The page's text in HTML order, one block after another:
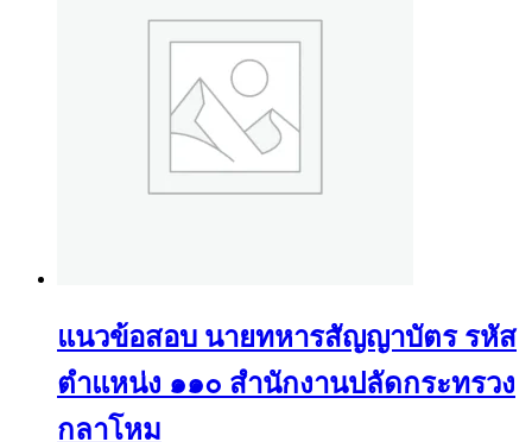
แนวข้อสอบ นายทหารสัญญาบัตร รหัส
ตำแหน่ง ๑๑๐ สำนักงานปลัดกระทรวง
กลาโหม